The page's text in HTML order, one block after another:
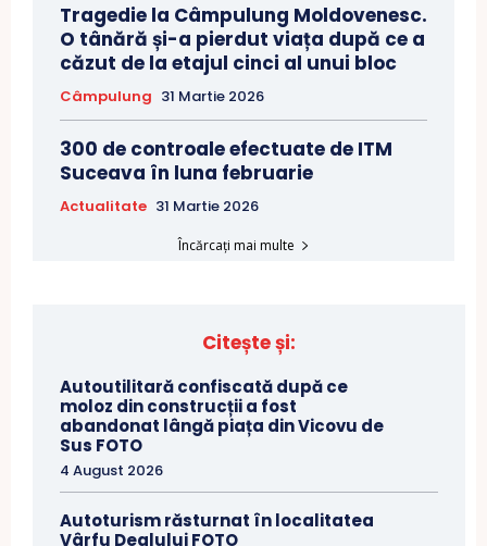
Tragedie la Câmpulung Moldovenesc.
O tânără și-a pierdut viața după ce a
căzut de la etajul cinci al unui bloc
Câmpulung 31 Martie 2026
300 de controale efectuate de ITM
Suceava în luna februarie
Actualitate 31 Martie 2026
Încărcați mai multe
Citește și:
Autoutilitară confiscată după ce
moloz din construcții a fost
abandonat lângă piața din Vicovu de
Sus FOTO
4 August 2026
Autoturism răsturnat în localitatea
Vârfu Dealului FOTO